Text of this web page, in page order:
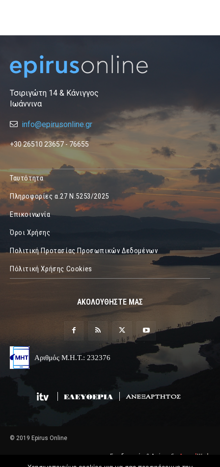
Τσιριγώτη 14 & Κάνιγγος
Ιωάννινα
info@epirusonline.gr
+30 26510 23657 - 76655
Ταυτότητα
Πληροφορίες α.27 Ν.5253/2025
Επικοινωνία
Όροι Χρήσης
Πολιτική Προτασίας Προσωπικών Δεδομένων
Πόλιτική Χρήσης Cookies
ΑΚΟΛΟΥΘΗΣΤΕ ΜΑΣ
Αριθμός Μ.Η.Τ.: 232376
© 2019 Epirus Online
Σχεδιασμός & Ανάπτυξη AngelWeb